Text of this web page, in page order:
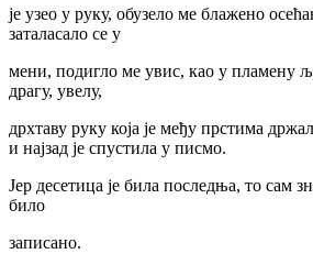
је узео у руку, обузело ме блажено
заталасало се у
мени, подигло ме увис, као у пламену
драгу, увелу,
дрхтаву руку која је међу прстима
и најзад је спустила у писмо.
Јер десетица је била последња, то сам
било
записано.